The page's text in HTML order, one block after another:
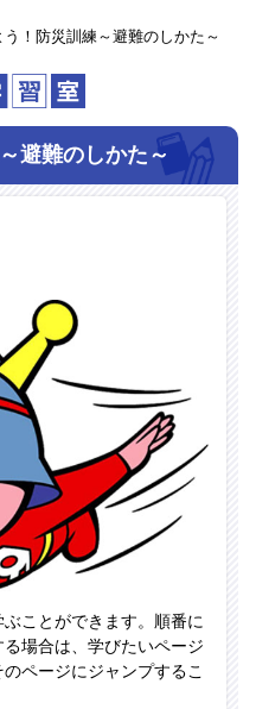
う！防災訓練～避難のしかた～
～避難のしかた～
ことができます。順番に
場合は、学びたいページ
ページにジャンプするこ